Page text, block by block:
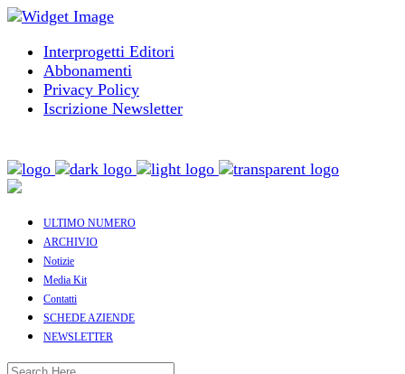
Interprogetti Editori
Abbonamenti
Privacy Policy
Iscrizione Newsletter
ULTIMO NUMERO
ARCHIVIO
Notizie
Media Kit
Contatti
SCHEDE AZIENDE
NEWSLETTER